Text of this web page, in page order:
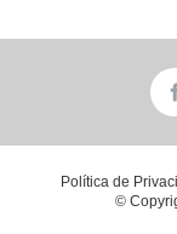
©
Política de